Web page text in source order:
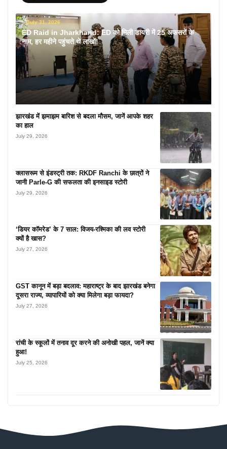
July 31, 2026
ED Raid in Jharkhand: ED को मिली डायरी में 25 अफसरों के
नाम, हर महीने पहुंचते थे लाखों!
झारखंड में झमाझम बारिश से बदला मौसम, जानें आपके शहर
का हाल
July 29, 2026
क्लासरूम से इंडस्ट्री तक: RKDF Ranchi के छात्रों ने
जानी Parle-G की सफलता की इनसाइड स्टोरी
July 29, 2026
‘डियर कॉमरेड’ के 7 साल: विजय-रश्मिका की लव स्टोरी
क्यों है खास?
July 27, 2026
GST कानून में बड़ा बदलाव: महाराष्ट्र के बाद झारखंड बनेगा
दूसरा राज्य, व्यापारियों को क्या मिलेगा बड़ा फायदा?
July 27, 2026
रांची के स्कूलों में तनाव दूर करने की अनोखी पहल, जानें क्या
हुआ!
July 25, 2026